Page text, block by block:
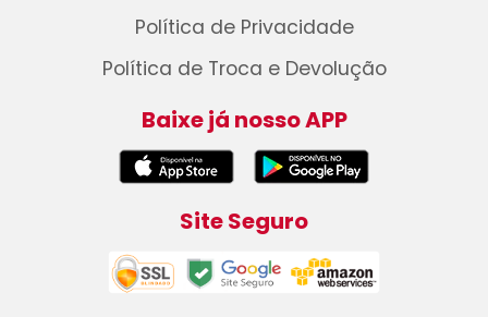
Política de Privacidade
Política de Troca e Devolução
Baixe já nosso APP
Site Seguro